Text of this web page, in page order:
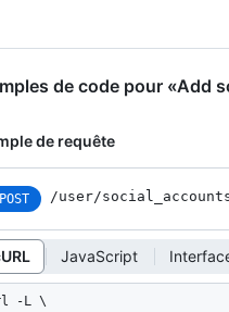
de code pour «Add
de requête
POST /user/
JavaScript
-L \